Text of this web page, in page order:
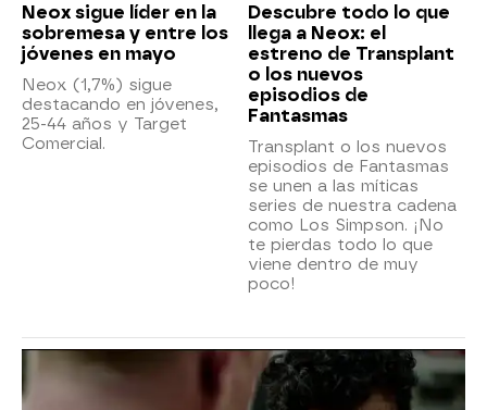
Neox sigue líder en la
sobremesa y entre los
jóvenes en mayo
Neox (1,7%) sigue
destacando en jóvenes,
25-44 años y Target
Comercial.
Descubre todo lo que
llega a Neox: el
estreno de Transplant
o los nuevos
episodios de
Fantasmas
Transplant o los nuevos
episodios de Fantasmas
se unen a las míticas
series de nuestra cadena
como Los Simpson. ¡No
te pierdas todo lo que
viene dentro de muy
poco!